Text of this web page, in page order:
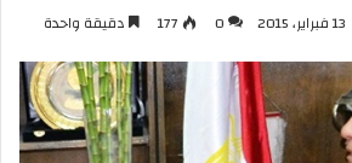
13 فبراير، 2015 0
177 دقيقة واحدة